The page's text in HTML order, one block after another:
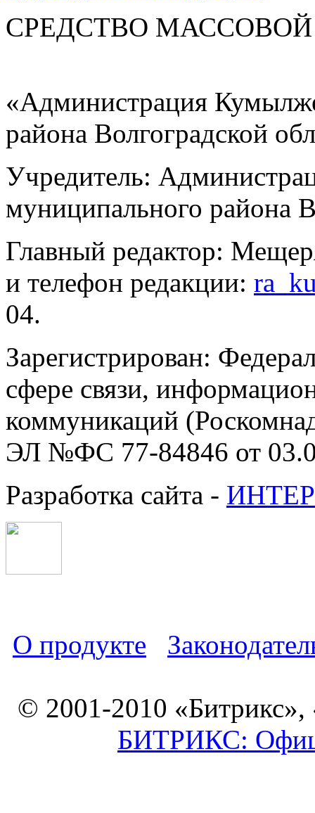
СРЕДСТВО
«Администрация
района Волгоградской
Учредитель:
муниципального района
Главный редактор:
и телефон редакции:
04.
Зарегистрирован:
сфере связи,
коммуникаций
ЭЛ №ФС 77-84846 от
Разработка сайта -
О продукте
© 2001-2010 «Битрикс»,
БИТРИКС: